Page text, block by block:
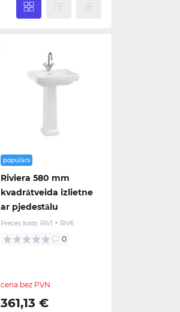
populārs
Riviera 580 mm
kvadrātveida izlietne
ar pjedestālu
Preces kods: RIV1 + RIV6
0
cena bez PVN
361,13 €